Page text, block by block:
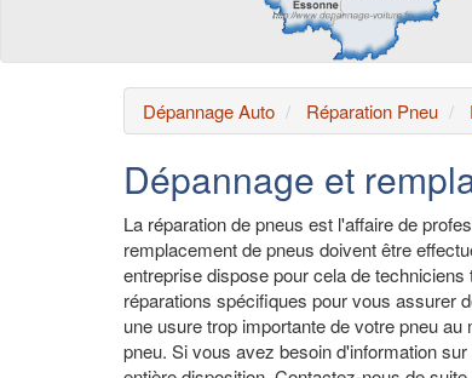
Dépannage Auto Réparation Pneu
Dépannage et
La réparation de pneus est l'affaire de
remplacement de pneus doivent être
entreprise dispose pour cela de
réparations spécifiques pour vous assurer
une usure trop importante de votre pneu
pneu. Si vous avez besoin d'information